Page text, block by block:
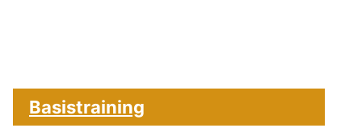
Basistraining